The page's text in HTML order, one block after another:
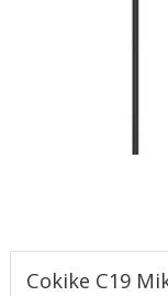
Cokike C19